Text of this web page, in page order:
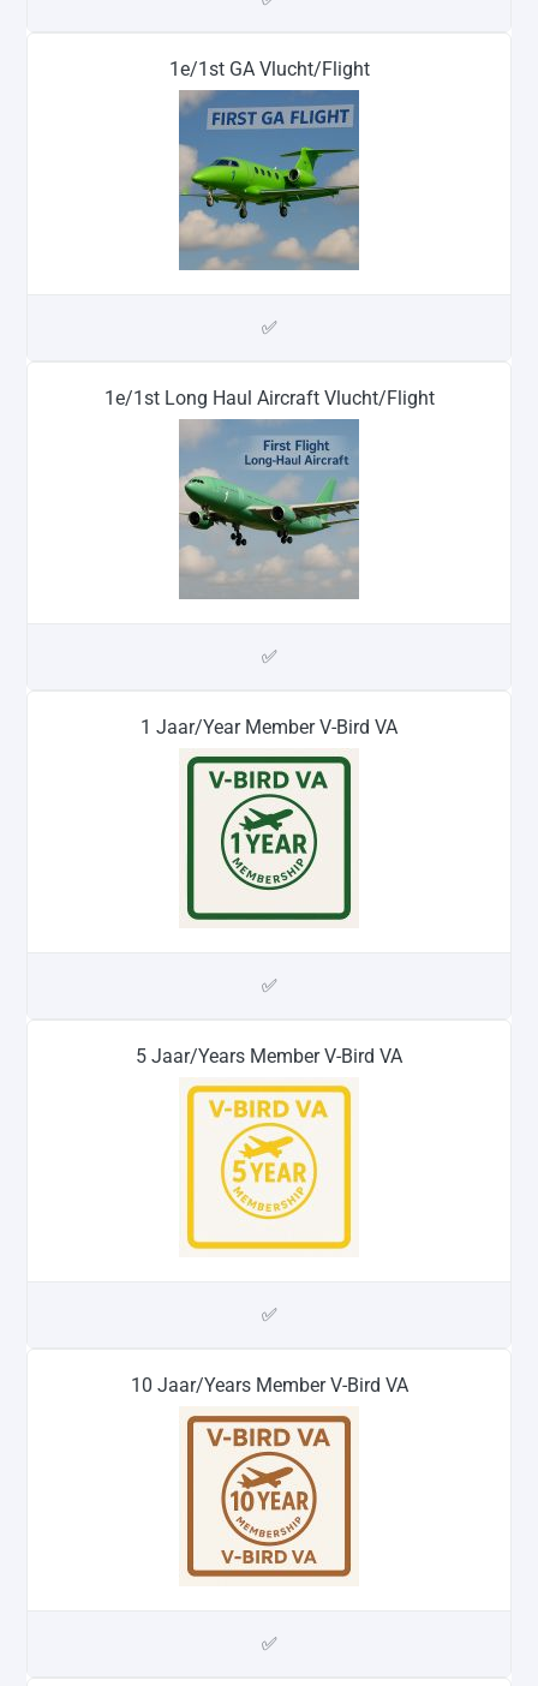
1e/1st GA Vlucht/Flight
✅
1e/1st Long Haul Aircraft Vlucht/Flight
✅
1 Jaar/Year Member V-Bird VA
✅
5 Jaar/Years Member V-Bird VA
✅
10 Jaar/Years Member V-Bird VA
✅